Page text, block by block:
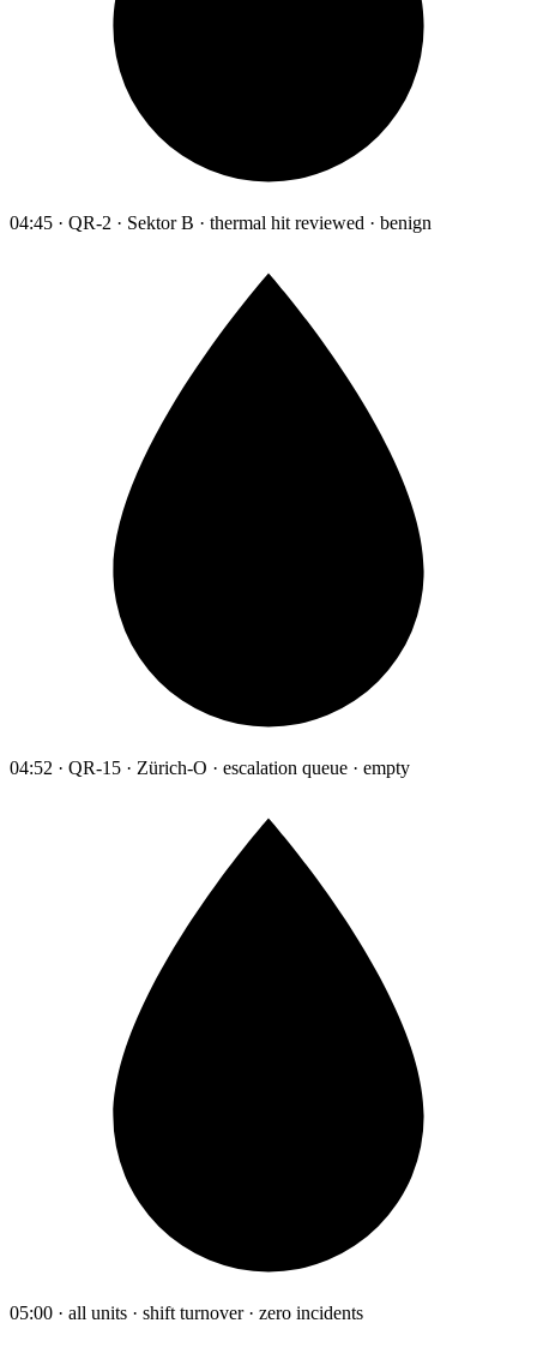
04:45 · QR-2 · Sektor B · thermal hit reviewed · benign
04:52 · QR-15 · Zürich-O · escalation queue · empty
05:00 · all units · shift turnover · zero incidents